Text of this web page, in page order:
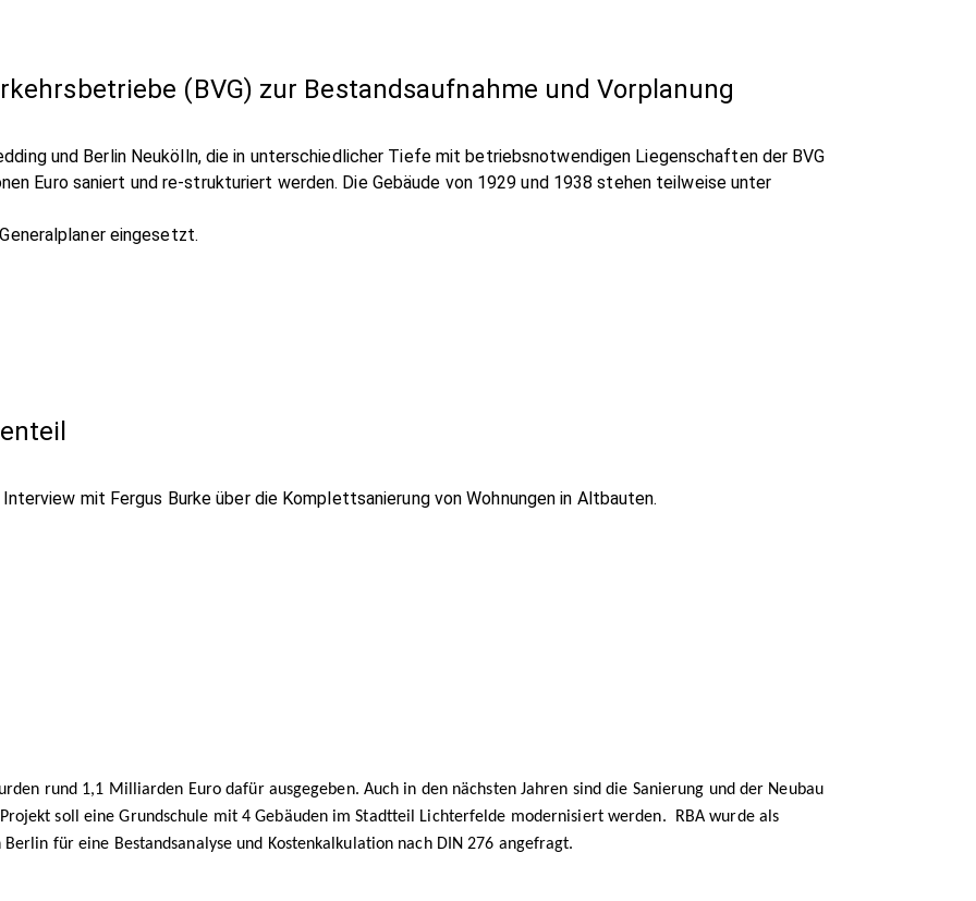
(BVG) zur Bestandsaufnahme und Vorplanung
und Berlin Neukölln, die in unterschiedlicher Tiefe mit betriebsnotwendigen Liegenschaften der BVG
Euro saniert und re-strukturiert werden. Die Gebäude von 1929 und 1938 stehen teilweise unter
eingesetzt.
mit Fergus Burke über die Komplettsanierung von Wohnungen in Altbauten.
rund 1,1 Milliarden Euro dafür ausgegeben. Auch in den nächsten Jahren sind die Sanierung und der Neubau
soll eine Grundschule mit 4 Gebäuden im Stadtteil Lichterfelde modernisiert werden. RBA wurde als
für eine Bestandsanalyse und Kostenkalkulation nach DIN 276 angefragt.